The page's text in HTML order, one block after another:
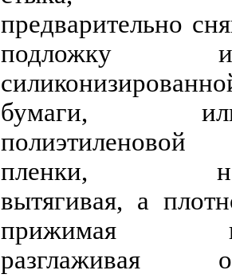
предварительно
подложку
бумаги,
полиэтиленовой
пленки,
вытягивая, а
прижимая
разглаживая